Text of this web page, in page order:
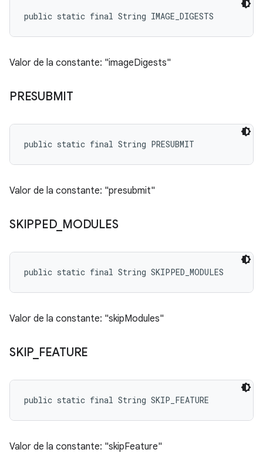
public static final String IMAGE_DIGESTS
Valor de la constante: "imageDigests"
PRESUBMIT
public static final String PRESUBMIT
Valor de la constante: "presubmit"
SKIPPED_ MODULES
public static final String SKIPPED_MODULES
Valor de la constante: "skipModules"
SKIP_ FEATURE
public static final String SKIP_FEATURE
Valor de la constante: "skipFeature"